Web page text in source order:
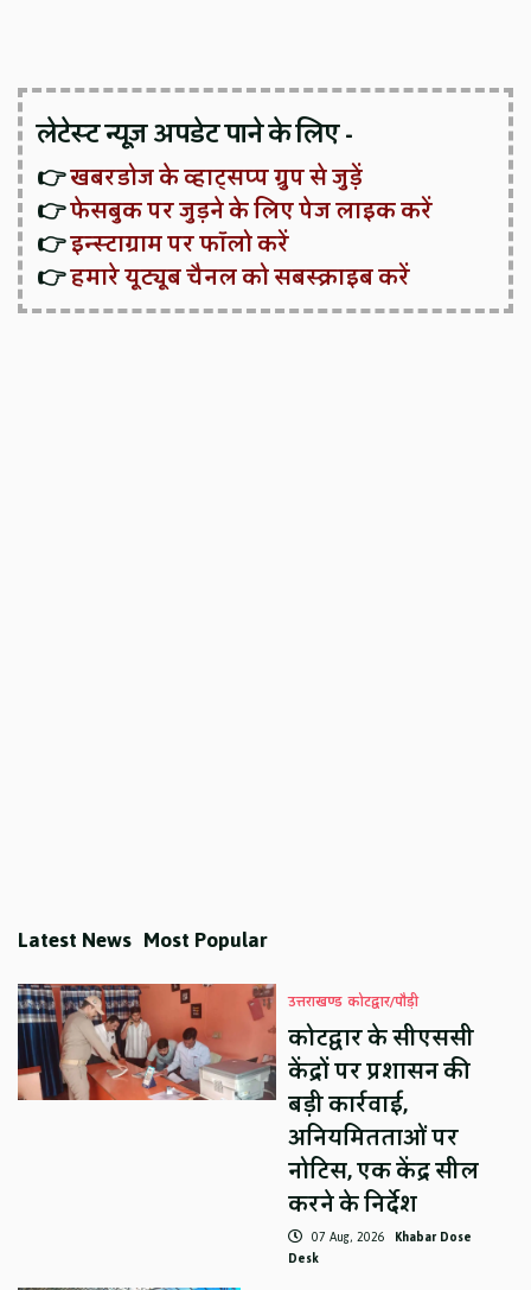
लेटेस्ट न्यूज़ अपडेट पाने के लिए -
👉खबरडोज के व्हाट्सप्प ग्रुप से जुड़ें
👉फेसबुक पर जुड़ने के लिए पेज लाइक करें
👉इन्स्टाग्राम पर फॉलो करें
👉हमारे यूट्यूब चैनल को सबस्क्राइब करें
Latest News Most Popular
उत्तराखण्ड कोटद्वार/पौड़ी
कोटद्वार के सीएससी
केंद्रों पर प्रशासन की
बड़ी कार्रवाई,
अनियमितताओं पर
नोटिस, एक केंद्र सील
करने के निर्देश
07 Aug, 2026 Khabar Dose
Desk